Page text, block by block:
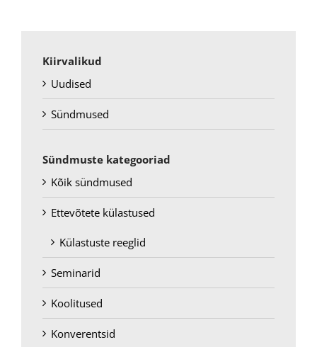
Kiirvalikud
Uudised
Sündmused
Sündmuste kategooriad
Kõik sündmused
Ettevõtete külastused
Külastuste reeglid
Seminarid
Koolitused
Konverentsid